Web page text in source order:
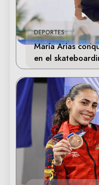
DEPORTES
María Arias
en el